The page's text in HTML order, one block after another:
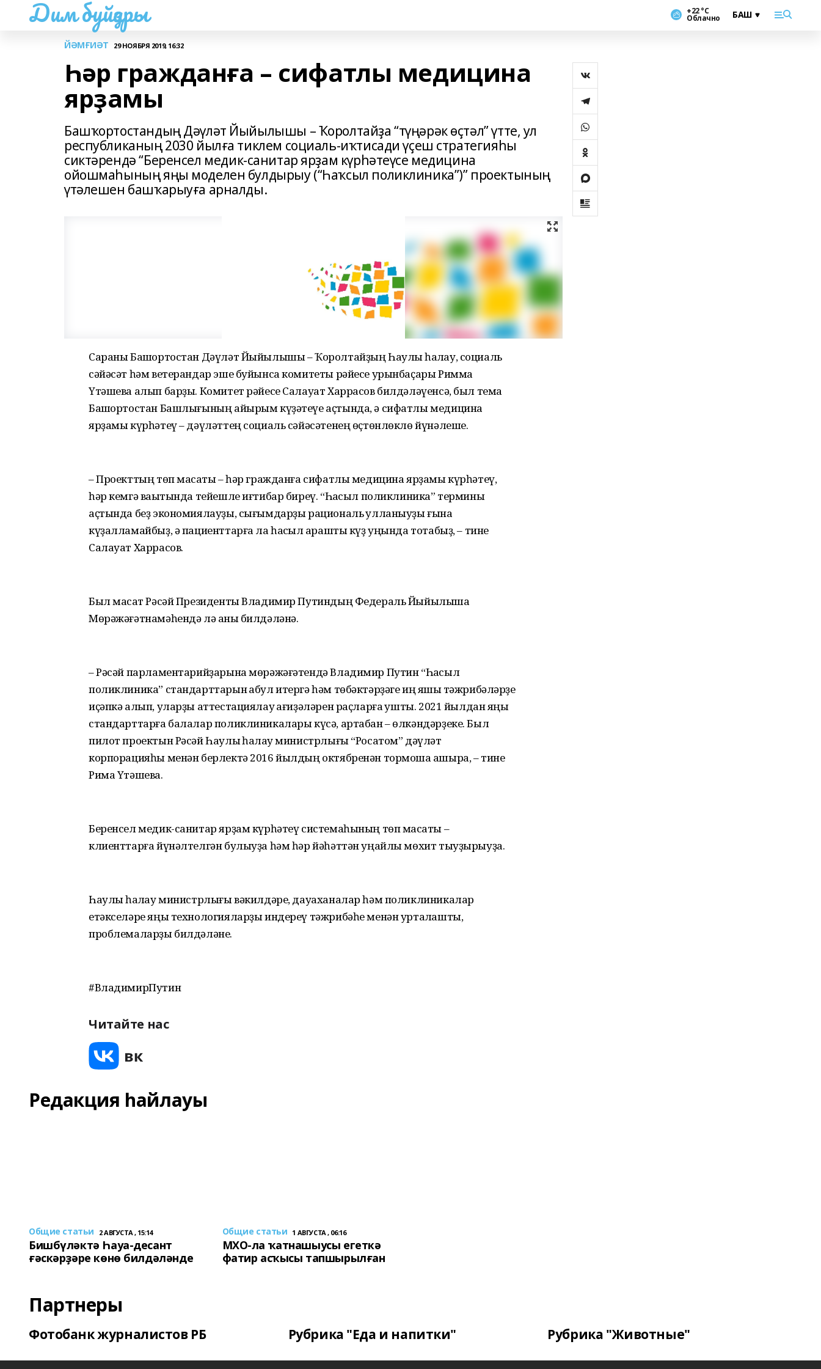
Дим буйҙары +22 °С
Облачно
ЙӘМҒИӘТ 29 НОЯБРЯ 2019, 16:32
Һәр гражданға – сифатлы медицина
ярҙамы
Башҡортостандың Дәүләт Йыйылышы – Ҡоролтайҙа “түңәрәк өҫтәл” үтте, ул
республиканың 2030 йылға тиклем социаль-иҡтисади үҫеш стратегияһы
сиктәрендә “Беренсел медик-санитар ярҙам күрһәтеүсе медицина
ойошмаһының яңы моделен булдырыу (“Һаҡсыл поликлиника”)” проектының
үтәлешен башҡарыуға арналды.
Сараны Башҡортостан Дәүләт Йыйылышы – Ҡоролтайҙың Һаулыҡ һаҡлау, социаль
сәйәсәт һәм ветерандар эше буйынса комитеты рәйесе урынбаҫары Римма
Үтәшева алып барҙы. Комитет рәйесе Салауат Харрасов билдәләүенсә, был тема
Башҡортостан Башлығының айырым күҙәтеүе аҫтында, ә сифатлы медицина
ярҙамы күрһәтеү – дәүләттең социаль сәйәсәтенең өҫтөнлөклө йүнәлеше.
– Проекттың төп маҡсаты – һәр гражданға сифатлы медицина ярҙамы күрһәтеү,
һәр кемгә ваҡытында тейешле иғтибар биреү. “Һаҡсыл поликлиника” термины
аҫтында беҙ экономиялауҙы, сығымдарҙы рациональ ҡулланыуҙы ғына
күҙалламайбыҙ, ә пациенттарға ла һаҡсыл ҡарашты күҙ уңында тотабыҙ, – тине
Салауат Харрасов.
Был маҡсат Рәсәй Президенты Владимир Путиндың Федераль Йыйылышҡа
Мөрәжәғәтнамәһендә лә аныҡ билдәләнә.
– Рәсәй парламентарийҙарына мөрәжәғәтендә Владимир Путин “Һаҡсыл
поликлиника” стандарттарын ҡабул итергә һәм төбәктәрҙәге иң яҡшы тәжрибәләрҙе
иҫәпкә алып, уларҙы аттестациялау ҡағиҙәләрен раҫларға ҡушты. 2021 йылдан яңы
стандарттарға балалар поликлиникалары күсә, артабан – өлкәндәрҙеке. Был
пилот проектын Рәсәй Һаулыҡ һаҡлау министрлығы “Росатом” дәүләт
корпорацияһы менән берлектә 2016 йылдың октябренән тормошҡа ашыра, – тине
Рима Үтәшева.
Беренсел медик-санитар ярҙам күрһәтеү системаһының төп маҡсаты –
клиенттарға йүнәлтелгән булыуҙа һәм һәр йәһәттән уңайлы мөхит тыуҙырыуҙа.
Һаулыҡ һаҡлау министрлығы вәкилдәре, дауаханалар һәм поликлиникалар
етәкселәре яңы технологияларҙы индереү тәжрибәһе менән уртаҡлашты,
проблемаларҙы билдәләне.
#ВладимирПутин
Читайте нас
Редакция һайлауы
Общие статьи 2 АВГУСТА , 15:14
Бишбүләктә Һауа-десант
ғәскәрҙәре көнө билдәләнде
Общие статьи 1 АВГУСТА , 06:16
МХО-ла ҡатнашыусы егеткә
фатир асҡысы тапшырылған
Партнеры
Фотобанк журналистов РБ Рубрика "Еда и напитки" Рубрика "Животные"